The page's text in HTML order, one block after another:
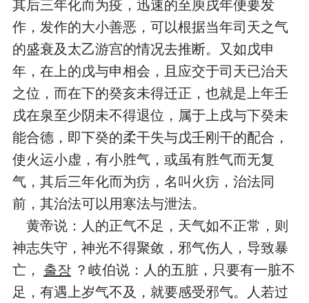
其后三年化而为疫，迅速的至庾戌年便要发
作，发作的大小善恶，可以根据当年司天之气
的盛衰及太乙游宫的情况去推断。又如戊申
年，在上的戊与申相会，且应交于司天已治天
之位，而在下的癸亥未得迁正，也就是上年壬
戌在泉至少阴未不得退位，属于上戌与下癸未
能合德，即下癸的柔干失与戊壬刚干的配合，
使火运小虚，有小胜气，或虽有胜气而无复
气，其后三年化而为疠，名叫火疠，治法同
前，其治法可以用寒法与泄法。
黄帝说：人的正气不足，天气如不正常，则
神志失守，神光不得聚敛，邪气伤人，导致暴
亡， 출장？岐伯说：人的五脏，只要有一脏不
足，有遇上岁气不及，就要感受邪气。人若过